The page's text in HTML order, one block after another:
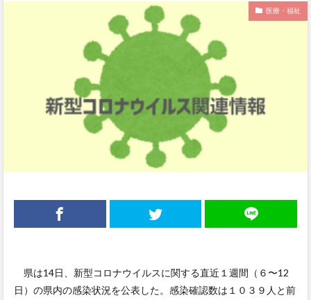
医療・福祉
県は14日、新型コロナウイルスに関する直近１週間（６〜12
日）の県内の感染状況を公表した。感染確認数は１０３９人と前